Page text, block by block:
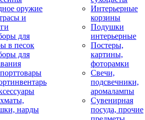
оружие
и
для
в песок
для
нарды
Интерьерные
корзины
Подушки
интерьерные
Постеры,
картины,
фоторамки
Свечи,
подсвечники,
аромалампы
Сувенирная
посуда, прочие